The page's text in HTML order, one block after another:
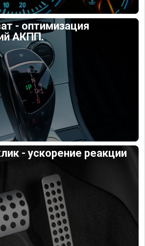
- оптимизация
АКПП.
- ускорение реакции